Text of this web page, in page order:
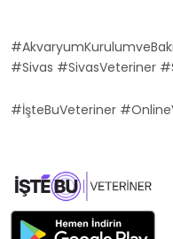
#Sivas #SivasVeteriner
#İşteBuVeteriner